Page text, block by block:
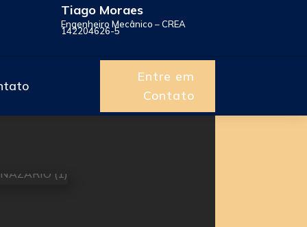
Tiago Moraes
Engenheiro Mecânico – CREA
142204626-5
Entre em
Contato